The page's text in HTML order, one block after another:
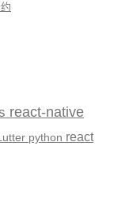
react-native
python react